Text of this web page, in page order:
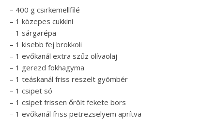
– 400 g csirkemellfilé
– 1 közepes cukkini
– 1 sárgarépa
– 1 kisebb fej brokkoli
– 1 evőkanál extra szűz olívaolaj
– 1 gerezd fokhagyma
– 1 teáskanál friss reszelt gyömbér
– 1 csipet só
– 1 csipet frissen őrölt fekete bors
– 1 evőkanál friss petrezselyem aprítva